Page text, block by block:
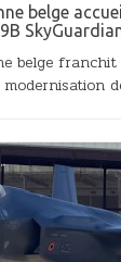
belge
belge